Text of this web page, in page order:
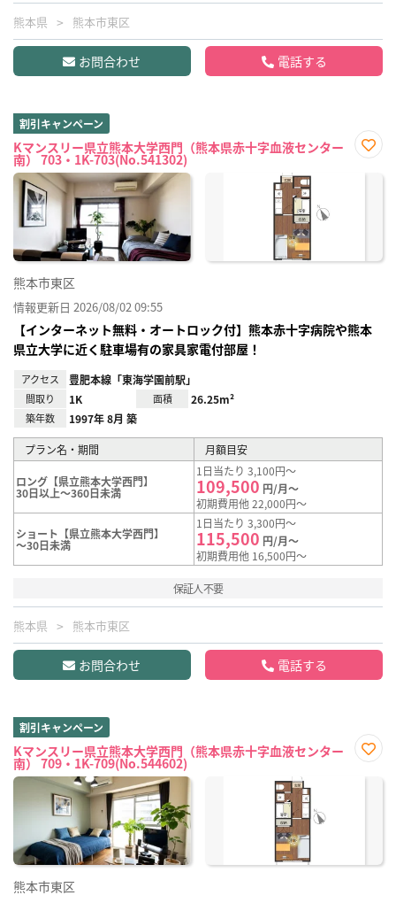
熊本県 熊本市東区
お問合わせ 電話する
割引キャンペーン
Kマンスリー県立熊本大学西門（熊本県赤十字血液センター
南） 703・1K-703(No.541302)
に入
熊本市東区
情報更新日 2026/08/02 09:55
【インターネット無料・オートロック付】熊本赤十字病院や熊本
県立大学に近く駐車場有の家具家電付部屋！
アクセス 豊肥本線「東海学園前駅」
間取り 1K 面積 26.25m²
築年数 1997年 8月 築
プラン名・期間 月額目安
ロング【県立熊本大学西門】
30日以上～360日未満
1日当たり 3,100円～
109,500 円/月～
初期費用他 22,000円～
ショート【県立熊本大学西門】
～30日未満
1日当たり 3,300円～
115,500 円/月～
初期費用他 16,500円～
保証人不要
熊本県 熊本市東区
お問合わせ 電話する
割引キャンペーン
Kマンスリー県立熊本大学西門（熊本県赤十字血液センター
南） 709・1K-709(No.544602)
に入
熊本市東区